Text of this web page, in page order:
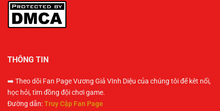
THÔNG TIN
➡️ Theo dõi Fan Page Vương Giả VInh Diệu của chúng tôi để kêt nối,
học hỏi, tìm đồng đội chơi game.
Đường dẫn:Truy Cập Fan Page